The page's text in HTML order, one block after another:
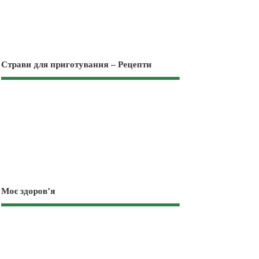
Страви для приготування – Рецепти
Моє здоров’я